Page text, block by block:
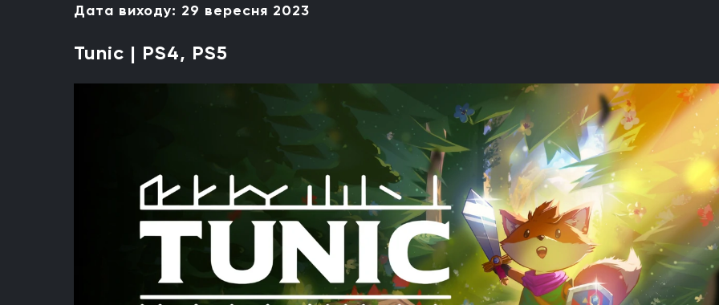
Дата виходу: 29 вересня 2023
Tunic | PS4, PS5